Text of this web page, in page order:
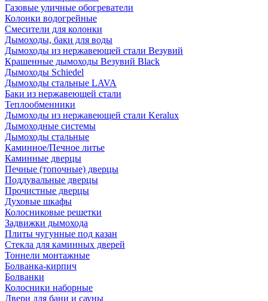
Газовые уличные обогреватели
Колонки водогрейные
Смесители для колонки
Дымоходы, баки для воды
Дымоходы из нержавеющей стали Везувий
Крашенные дымоходы Везувий Black
Дымоходы Schiedel
Дымоходы стальные LAVA
Баки из нержавеющей стали
Теплообменники
Дымоходы из нержавеющей стали Keralux
Дымоходные системы
Дымоходы стальные
Каминное/Печное литье
Каминные дверцы
Печные (топочные) дверцы
Поддувальные дверцы
Прочистные дверцы
Духовые шкафы
Колосниковые решетки
Задвижки дымохода
Плиты чугунные под казан
Стекла для каминных дверей
Тоннели монтажные
Болванка-кирпич
Болванки
Колосники наборные
Двери для бани и сауны